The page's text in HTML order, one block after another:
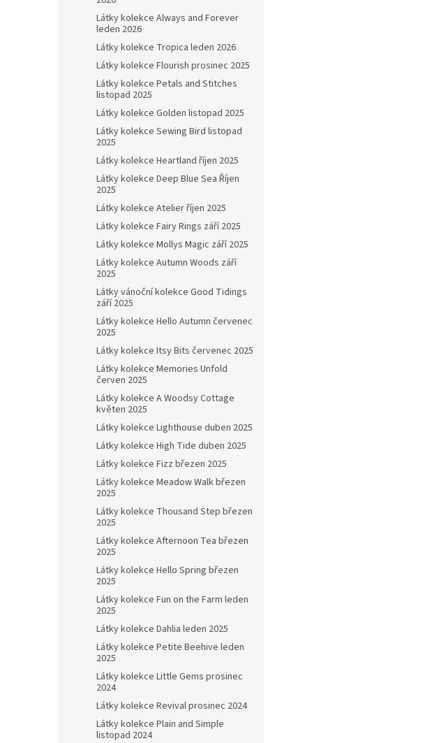
Látky kolekce Always and Forever
leden 2026
Látky kolekce Tropica leden 2026
Látky kolekce Flourish prosinec 2025
Látky kolekce Petals and Stitches
listopad 2025
Látky kolekce Golden listopad 2025
Látky kolekce Sewing Bird listopad
2025
Látky kolekce Heartland říjen 2025
Látky kolekce Deep Blue Sea Říjen
2025
Látky kolekce Atelier říjen 2025
Látky kolekce Fairy Rings září 2025
Látky kolekce Mollys Magic září 2025
Látky kolekce Autumn Woods září
2025
Látky vánoční kolekce Good Tidings
září 2025
Látky kolekce Hello Autumn červenec
2025
Látky kolekce Itsy Bits červenec 2025
Látky kolekce Memories Unfold
červen 2025
Látky kolekce A Woodsy Cottage
květen 2025
Látky kolekce Lighthouse duben 2025
Látky kolekce High Tide duben 2025
Látky kolekce Fizz březen 2025
Látky kolekce Meadow Walk březen
2025
Látky kolekce Thousand Step březen
2025
Látky kolekce Afternoon Tea březen
2025
Látky kolekce Hello Spring březen
2025
Látky kolekce Fun on the Farm leden
2025
Látky kolekce Dahlia leden 2025
Látky kolekce Petite Beehive leden
2025
Látky kolekce Little Gems prosinec
2024
Látky kolekce Revival prosinec 2024
Látky kolekce Plain and Simple
listopad 2024